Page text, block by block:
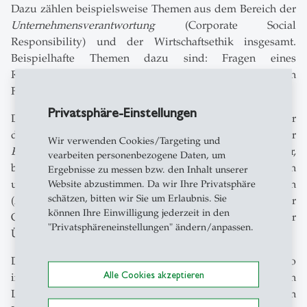
Privatsphäre-Einstellungen
Wir verwenden Cookies/Targeting und
vearbeiten personenbezogene Daten, um
Ergebnisse zu messen bzw. den Inhalt unserer
Website abzustimmen. Da wir Ihre Privatsphäre
schätzen, bitten wir Sie um Erlaubnis. Sie
können Ihre Einwilligung jederzeit in den
"Privatsphäreneinstellungen" ändern/anpassen.
Alle Cookies akzeptieren
Dazu zählen beispielsweise Themen aus dem Bereich der
Unternehmensverantwortung(Corporate Social
Responsibility) und der Wirtschaftsethik insgesamt.
Beispielhafte Themen dazu sind: Fragen eines
Responsible Leadership, die Herausbildung von
Finanzmarktinstutionen, oder Korruptionsfragen.
Damit zusammenhängend, teilweise aber
darüberhinausgehend, stellen Fragen im Bereich einer
Ethik der Digitalisierungeinen weiteren Schwerpunkt dar,
beispielsweise Fragen zu Mensch-Maschine-Interaktionen
und zur Roboterethik, Entwicklung neuer Technologien
(z.B. Blockchains), neue Formen gesellschaftlicher
Governance (z.B. Social Credit-Systeme) oder Fragen einer
Überwachungsgesellschaft.
Die unterschiedlichen Schwerpunkte spiegeln sich ebenso
in unseren Forschungsarbeiten wie in unseren
Lehrtätigkeiten wider – sowohl in der grundständigen